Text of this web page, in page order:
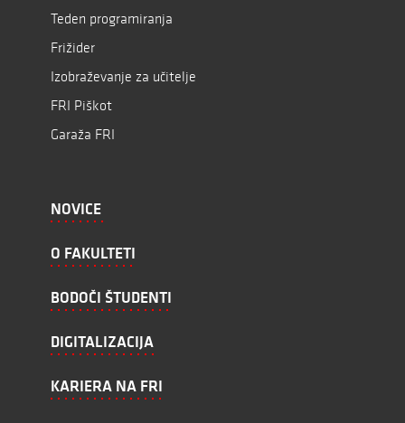
Teden programiranja
Frižider
Izobraževanje za učitelje
FRI Piškot
Garaža FRI
NOVICE
O FAKULTETI
BODOČI ŠTUDENTI
DIGITALIZACIJA
KARIERA NA FRI